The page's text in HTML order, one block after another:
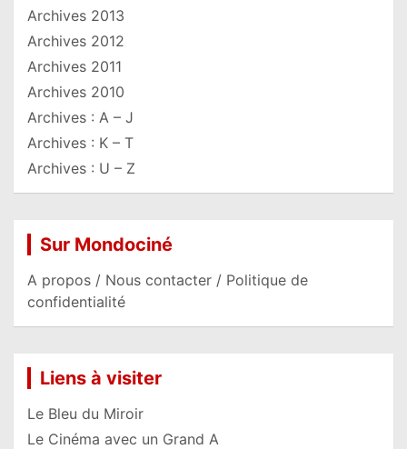
Archives 2013
Archives 2012
Archives 2011
Archives 2010
Archives : A – J
Archives : K – T
Archives : U – Z
Sur Mondociné
A propos / Nous contacter / Politique de
confidentialité
Liens à visiter
Le Bleu du Miroir
Le Cinéma avec un Grand A